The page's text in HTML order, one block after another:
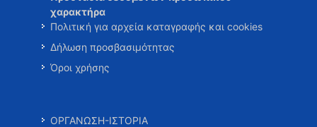
χαρακτήρα
Πολιτική για αρχεία καταγραφής και cookies
Δήλωση προσβασιμότητας
Όροι χρήσης
ΟΡΓΑΝΩΣΗ-ΙΣΤΟΡΙΑ